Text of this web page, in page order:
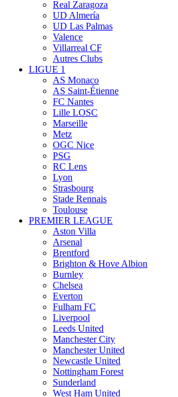
Real Zaragoza
UD Almería
UD Las Palmas
Valence
Villarreal CF
Autres Clubs
LIGUE 1
AS Monaco
AS Saint-Étienne
FC Nantes
Lille LOSC
Marseille
Metz
OGC Nice
PSG
RC Lens
Lyon
Strasbourg
Stade Rennais
Toulouse
PREMIER LEAGUE
Aston Villa
Arsenal
Brentford
Brighton & Hove Albion
Burnley
Chelsea
Everton
Fulham FC
Liverpool
Leeds United
Manchester City
Manchester United
Newcastle United
Nottingham Forest
Sunderland
West Ham United